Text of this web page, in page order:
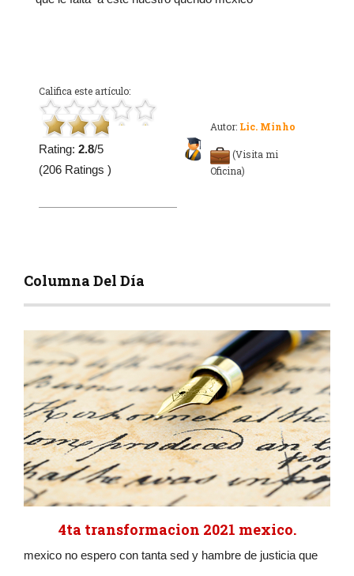
Califica este artículo:
Rating: 2.8/5
(206 Ratings )
Autor: Lic. Minho
(Visita mi
Oficina)
Columna Del Día
4ta transformacion 2021 mexico.
mexico no espero con tanta sed y hambre de justicia que